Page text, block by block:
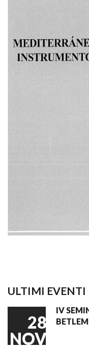
ULTIMI EVENTI
28
NOV
IV